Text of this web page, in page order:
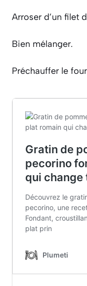
Arroser d’un filet
Bien mélanger.
Préchauffer le